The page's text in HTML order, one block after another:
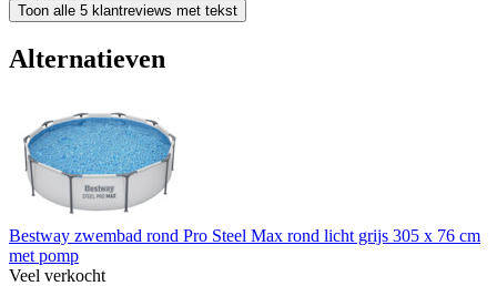
Toon alle 5 klantreviews met tekst
Alternatieven
Bestway zwembad rond Pro Steel Max rond licht grijs 305 x 76 cm
met pomp
Veel verkocht